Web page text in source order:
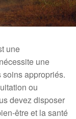
une
une
appropriés.
ou
devez disposer
être et la santé